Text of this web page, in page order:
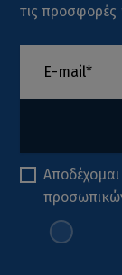
τις προσφορές